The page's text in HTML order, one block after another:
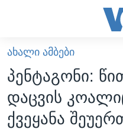
გადადით
მთავარზე
გადადით
მთავარ
ნავიგაციაზე
გადადით
ᲐᲮᲐᲚᲘ ᲐᲛᲑᲔᲑᲘ
ᲡᲐᲥᲐᲠᲗᲕᲔᲚᲝ
ᲐᲨᲨ
ᲐᲮᲐᲚᲘ ᲐᲛᲑᲔᲑᲘ
პენტაგონი:
დაცვის
ქვეყანა